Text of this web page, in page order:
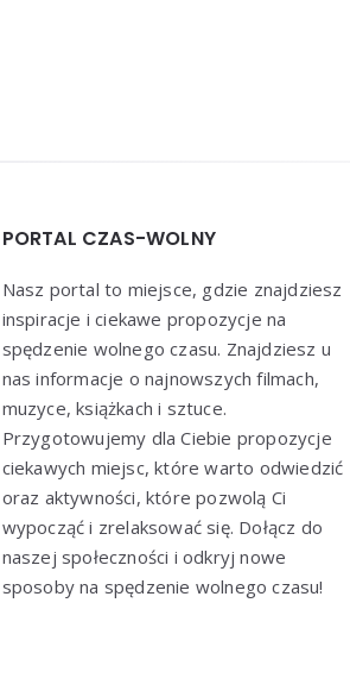
PORTAL CZAS-WOLNY
Nasz portal to miejsce, gdzie znajdziesz
inspiracje i ciekawe propozycje na
spędzenie wolnego czasu. Znajdziesz u
nas informacje o najnowszych filmach,
muzyce, książkach i sztuce.
Przygotowujemy dla Ciebie propozycje
ciekawych miejsc, które warto odwiedzić
oraz aktywności, które pozwolą Ci
wypocząć i zrelaksować się. Dołącz do
naszej społeczności i odkryj nowe
sposoby na spędzenie wolnego czasu!